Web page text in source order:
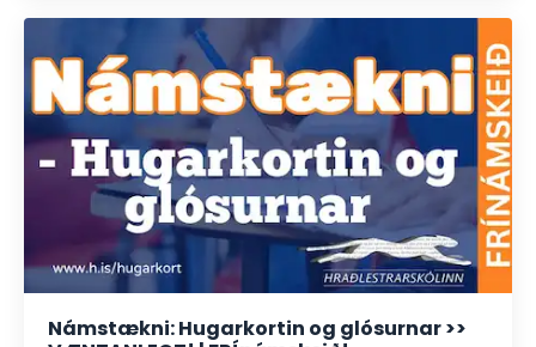
Námstækni: Hugarkortin og glósurnar >>